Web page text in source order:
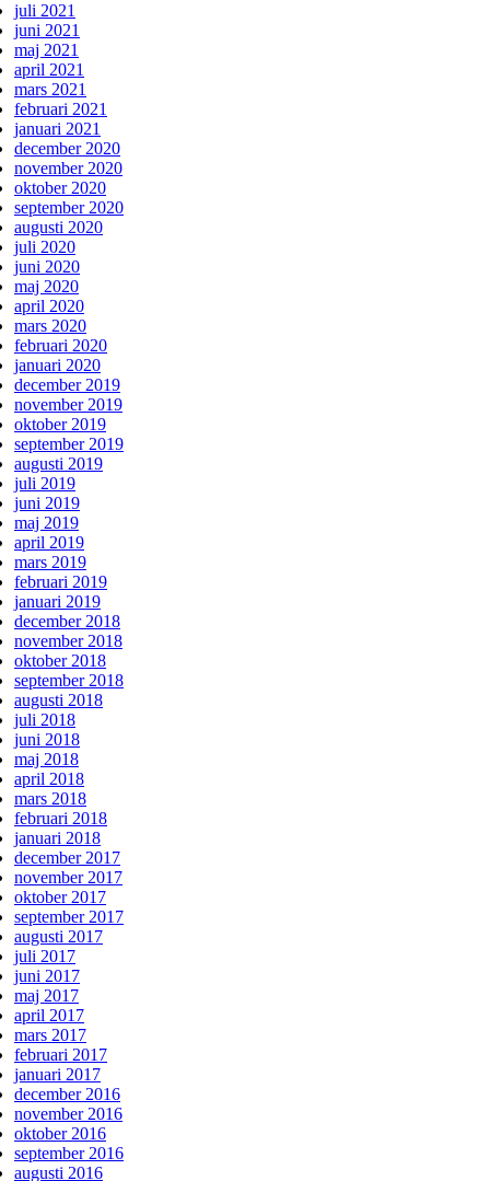
juli 2021
juni 2021
maj 2021
april 2021
mars 2021
februari 2021
januari 2021
december 2020
november 2020
oktober 2020
september 2020
augusti 2020
juli 2020
juni 2020
maj 2020
april 2020
mars 2020
februari 2020
januari 2020
december 2019
november 2019
oktober 2019
september 2019
augusti 2019
juli 2019
juni 2019
maj 2019
april 2019
mars 2019
februari 2019
januari 2019
december 2018
november 2018
oktober 2018
september 2018
augusti 2018
juli 2018
juni 2018
maj 2018
april 2018
mars 2018
februari 2018
januari 2018
december 2017
november 2017
oktober 2017
september 2017
augusti 2017
juli 2017
juni 2017
maj 2017
april 2017
mars 2017
februari 2017
januari 2017
december 2016
november 2016
oktober 2016
september 2016
augusti 2016